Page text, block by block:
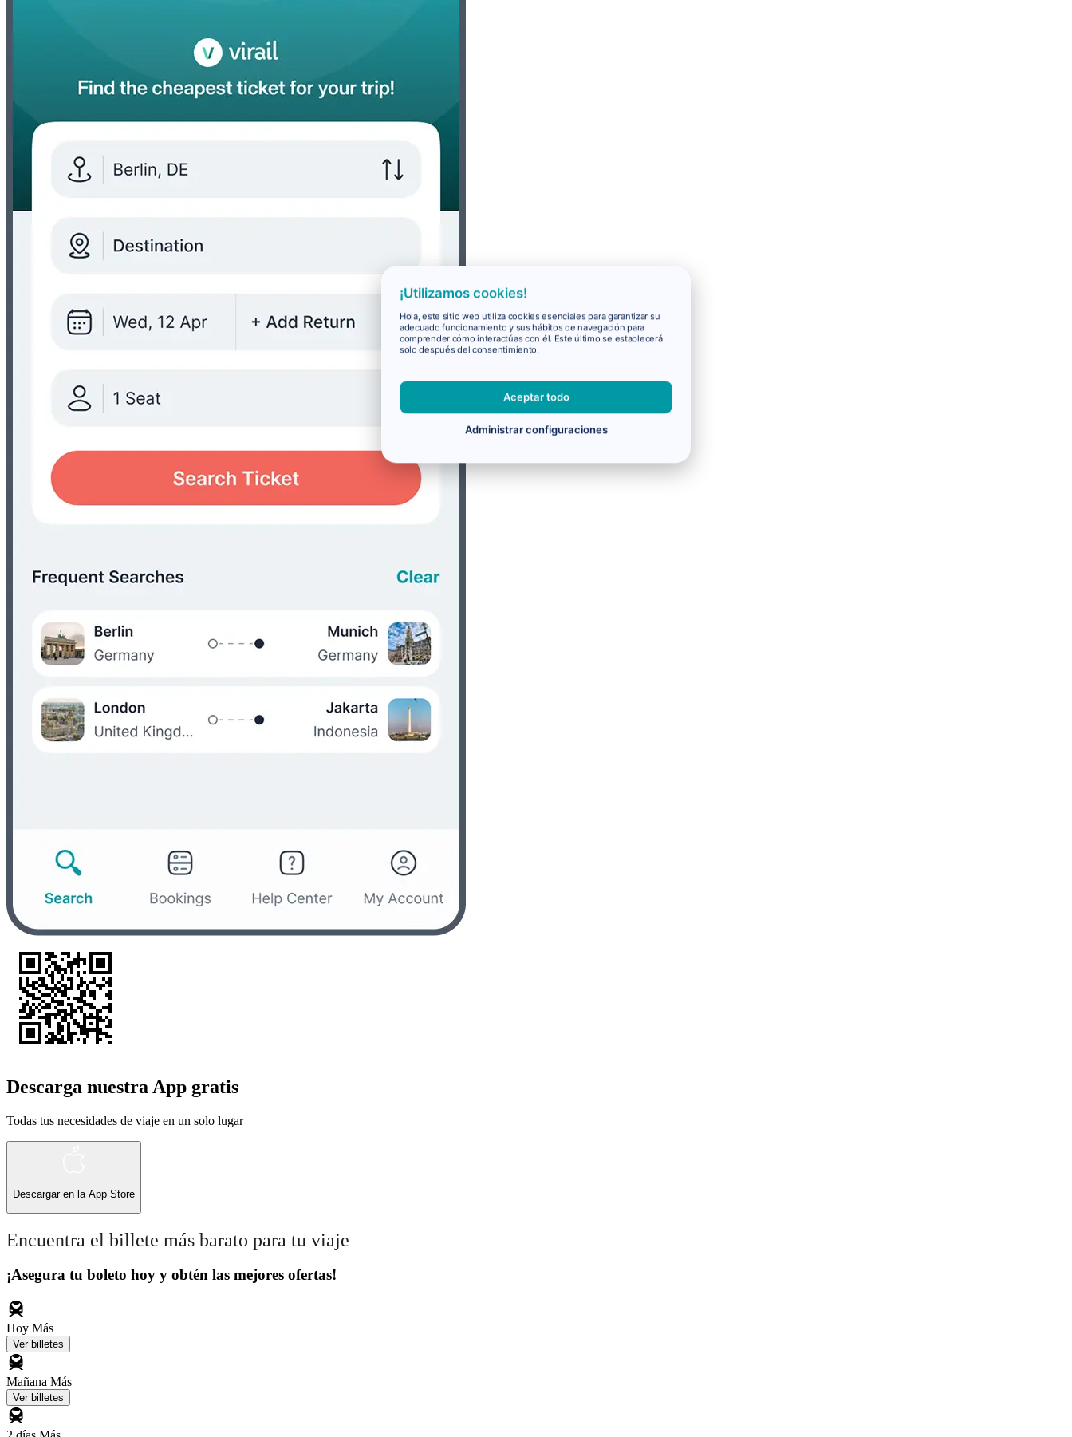
Descarga nuestra App gratis
Todas tus necesidades de viaje en un solo lugar
Descargar en la App Store
Encuentra el billete más barato para tu viaje
¡Asegura tu boleto hoy y obtén las mejores ofertas!
Hoy Más
Ver billetes
Mañana Más
Ver billetes
¡Utilizamos cookies!
Hola, este sitio web utiliza cookies esenciales para garantizar su
adecuado funcionamiento y sus hábitos de navegación para
comprender cómo interactúas con él. Este último se establecerá
solo después del consentimiento.
Aceptar todo
Administrar configuraciones